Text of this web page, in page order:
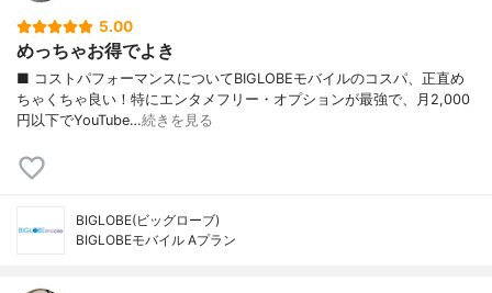
5.00
めっちゃお得でよき
■ コストパフォーマンスについてBIGLOBEモバイルのコスパ、正直め
ちゃくちゃ良い！特にエンタメフリー・オプションが最強で、月2,000
円以下でYouTube…続きを見る
BIGLOBE(ビッグローブ)
BIGLOBEモバイル Aプラン